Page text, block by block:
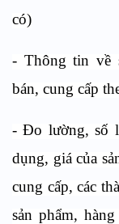
có)
- Thông tin về
bán, cung cấp
- Đo lường, số
dụng, giá của
cung cấp, các
sản phẩm,